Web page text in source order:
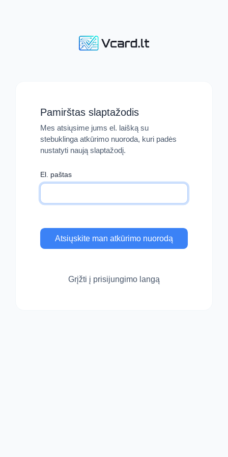
Pamirštas slaptažodis
Mes atsiųsime jums el. laišką su
stebuklinga atkūrimo nuoroda, kuri padės
nustatyti naują slaptažodį.
El. paštas
Atsiųskite man atkūrimo nuorodą
Grįžti į prisijungimo langą